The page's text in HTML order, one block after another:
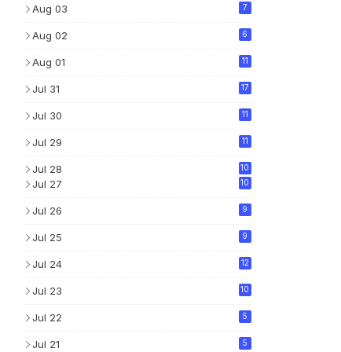
Aug 03 7
Aug 02 6
Aug 01 11
Jul 31 17
Jul 30 11
Jul 29 11
Jul 28 10
Jul 27 10
Jul 26 9
Jul 25 9
Jul 24 12
Jul 23 10
Jul 22 5
Jul 21 5